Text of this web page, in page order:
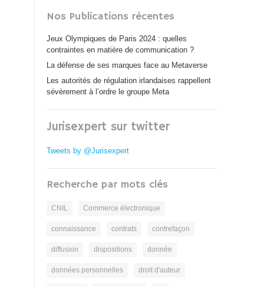
Nos Publications récentes
Jeux Olympiques de Paris 2024 : quelles
contraintes en matière de communication ?
La défense de ses marques face au Metaverse
Les autorités de régulation irlandaises rappellent
sévèrement à l’ordre le groupe Meta
Jurisexpert sur twitter
Tweets by @Jurisexpert
Recherche par mots clés
CNIL Commerce électronique
connaissance contrats contrefaçon
diffusion dispositions donnée
données personnelles droit d'auteur